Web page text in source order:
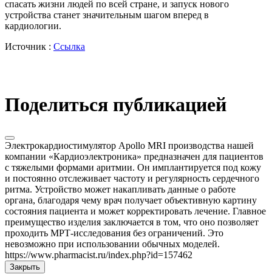
спасать жизни людей по всей стране, и запуск нового
устройства станет значительным шагом вперед в
кардиологии.
Источник : Ссылка
Поделиться публикацией
Электрокардиостимулятор Apollo MRI производства нашей
компании «Кардиоэлектроника» предназначен для пациентов
с тяжелыми формами аритмии. Он имплантируется под кожу
и постоянно отслеживает частоту и регулярность сердечного
ритма. Устройство может накапливать данные о работе
органа, благодаря чему врач получает объективную картину
состояния пациента и может корректировать лечение. Главное
преимущество изделия заключается в том, что оно позволяет
проходить МРТ-исследования без ограничений. Это
невозможно при использовании обычных моделей.
https://www.pharmacist.ru/index.php?id=157462
Закрыть